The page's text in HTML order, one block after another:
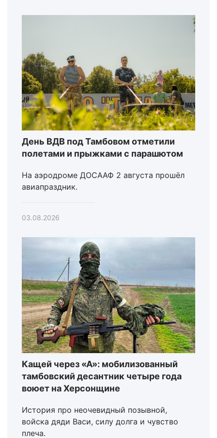
День ВДВ под Тамбовом отметили
полетами и прыжками с парашютом
На аэродроме ДОСААФ 2 августа прошёл
авиапраздник.
03.08.2026
Кащей через «А»: мобилизованный
тамбовский десантник четыре года
воюет на Херсонщине
История про неочевидный позывной,
войска дяди Васи, силу долга и чувство
плеча.